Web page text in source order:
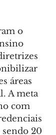
o
áreas
A meta
com
20